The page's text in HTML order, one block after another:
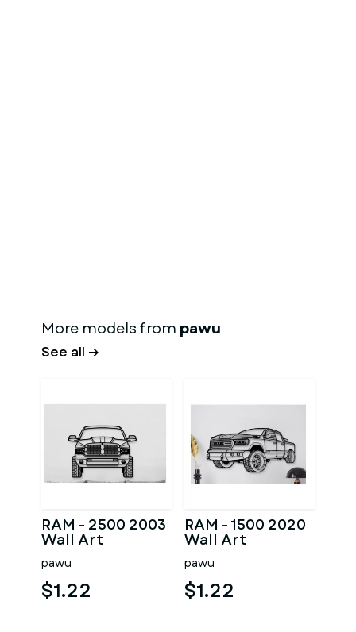
More models from pawu
See all →
RAM - 2500 2003
Wall Art
pawu
$1.22
RAM - 1500 2020
Wall Art
pawu
$1.22